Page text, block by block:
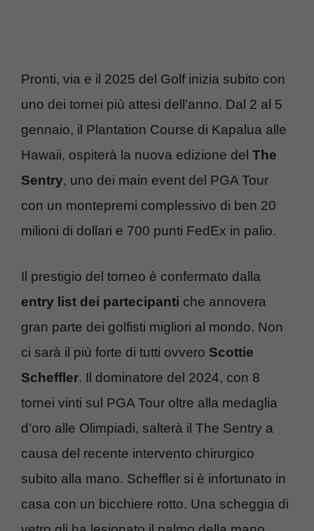
Pronti, via e il 2025 del Golf inizia subito con
uno dei tornei più attesi dell’anno. Dal 2 al 5
gennaio, il Plantation Course di Kapalua alle
Hawaii, ospiterà la nuova edizione del The
Sentry, uno dei main event del PGA Tour
con un montepremi complessivo di ben 20
milioni di dollari e 700 punti FedEx in palio.
Il prestigio del torneo è confermato dalla
entry list dei partecipanti che annovera
gran parte dei golfisti migliori al mondo. Non
ci sarà il più forte di tutti ovvero Scottie
Scheffler. Il dominatore del 2024, con 8
tornei vinti sul PGA Tour oltre alla medaglia
d’oro alle Olimpiadi, salterà il The Sentry a
causa del recente intervento chirurgico
subito alla mano. Scheffler si è infortunato in
casa con un bicchiere rotto. Una scheggia di